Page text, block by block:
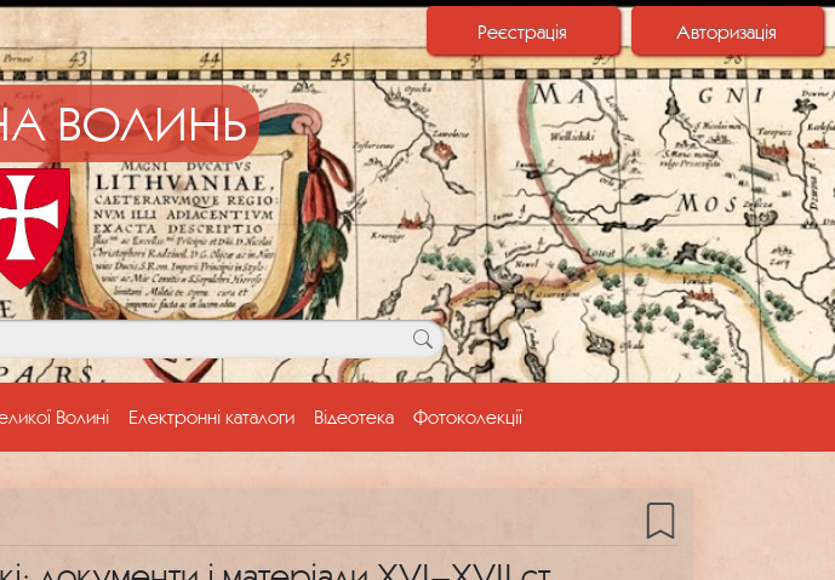
Авторизація
Реєстрація
ВОЛИНЬ
Волині Електронні каталоги Відеотека Фотоколекції